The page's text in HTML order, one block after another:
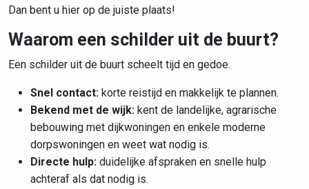
Dan bent u hier op de juiste plaats!
Waarom een schilder uit de buurt?
Een schilder uit de buurt scheelt tijd en gedoe.
Snel contact: korte reistijd en makkelijk te plannen.
Bekend met de wijk: kent de landelijke, agrarische
bebouwing met dijkwoningen en enkele moderne
dorpswoningen en weet wat nodig is.
Directe hulp: duidelijke afspraken en snelle hulp
achteraf als dat nodig is.